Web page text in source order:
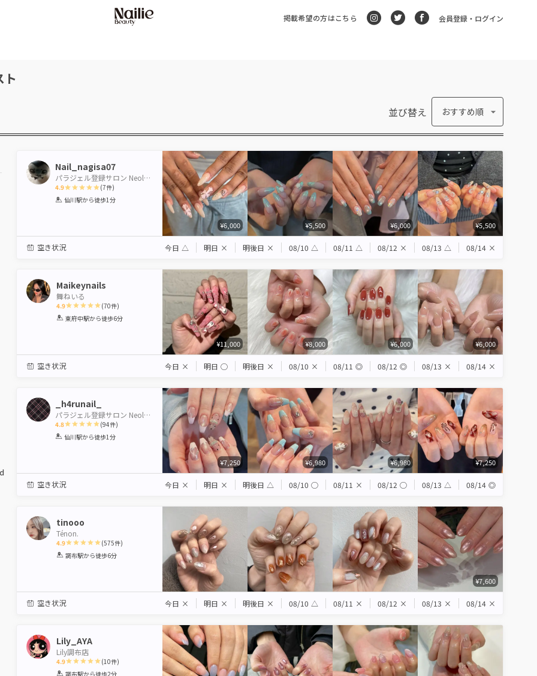
掲載希望の方はこちら 会員登録・ログイン
並び替え おすすめ順
Nail_nagisa07
パラジェル登録サロン Neolive terrace & Lavie 仙川店
4.9
1 2 3 4 5
(7件)
仙川駅から徒歩1分
¥6,000 ¥5,500 ¥6,000 ¥5,500
空き状況 今日 △ 明日 × 明後日 × 08/10 △ 08/11 △ 08/12 × 08/13 △ 08/14 ×
Maikeynails
舞ねいる
4.9
1 2 3 4 5
(70件)
東府中駅から徒歩6分
¥11,000 ¥8,000 ¥6,000 ¥6,000
空き状況 今日 × 明日 ◯ 明後日 × 08/10 × 08/11 ◎ 08/12 ◎ 08/13 × 08/14 ×
_h4runail_
パラジェル登録サロン Neolive terrace & Lavie 仙川店
4.8
1 2 3 4 5
(94件)
仙川駅から徒歩1分
¥7,250 ¥6,980 ¥6,980 ¥7,250
空き状況 今日 × 明日 × 明後日 △ 08/10 ◯ 08/11 × 08/12 ◯ 08/13 △ 08/14 ◎
tinooo
Ténon.
4.9
1 2 3 4 5
(575件)
調布駅から徒歩6分
¥7,600
空き状況 今日 × 明日 × 明後日 × 08/10 △ 08/11 × 08/12 × 08/13 × 08/14 ×
Lily_AYA
Lily調布店
4.9 (10件)
調布駅から徒歩2分